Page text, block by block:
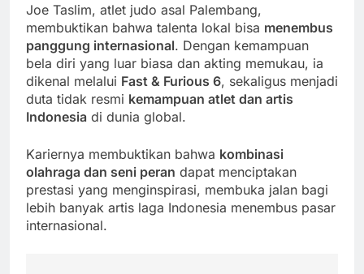
Joe Taslim, atlet judo asal Palembang,
membuktikan bahwa talenta lokal bisa menembus
panggung internasional. Dengan kemampuan
bela diri yang luar biasa dan akting memukau, ia
dikenal melalui Fast & Furious 6, sekaligus menjadi
duta tidak resmi kemampuan atlet dan artis
Indonesia di dunia global.
Kariernya membuktikan bahwa kombinasi
olahraga dan seni peran dapat menciptakan
prestasi yang menginspirasi, membuka jalan bagi
lebih banyak artis laga Indonesia menembus pasar
internasional.